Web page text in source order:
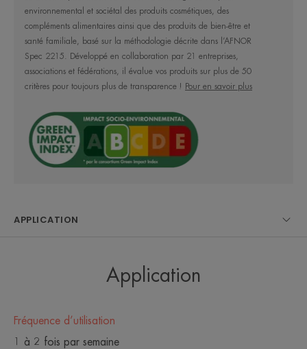
Une double action peeling tout en
douceur grâce à sa gelée riche en
Eau Thermale Avène.
• EXFOLIE, contient des microbilles de cellulose et
environnemental et sociétal des produits cosmétiques, des
compléments alimentaires ainsi que des produits de bien-être et
santé familiale, basé sur la méthodologie décrite dans l’AFNOR
Spec 2215. Développé en collaboration par 21 entreprises,
associations et fédérations, il évalue vos produits sur plus de 50
critères pour toujours plus de transparence !
Pour en savoir plus
APPLICATION
Application
Fréquence d’utilisation
1 à 2 fois par semaine